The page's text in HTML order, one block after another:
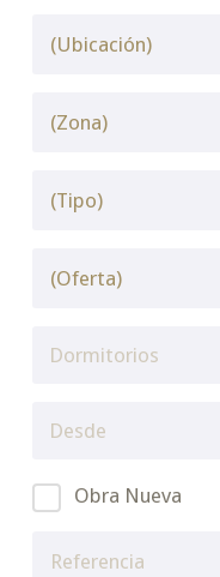
Obra Nueva